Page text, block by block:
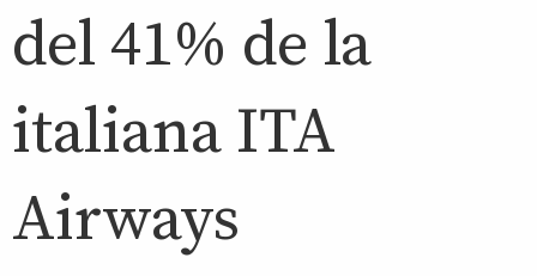
del 41% de la
italiana ITA
Airways